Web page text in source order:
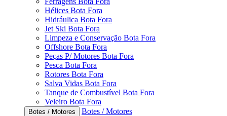
Hélices Bota Fora
Hidráulica Bota Fora
Jet Ski Bota Fora
Limpeza e Conservação Bota Fora
Offshore Bota Fora
Peças P/ Motores Bota Fora
Pesca Bota Fora
Rotores Bota Fora
Salva Vidas Bota Fora
Tanque de Combustível Bota Fora
Veleiro Bota Fora
Botes / Motores
Botes / Motores